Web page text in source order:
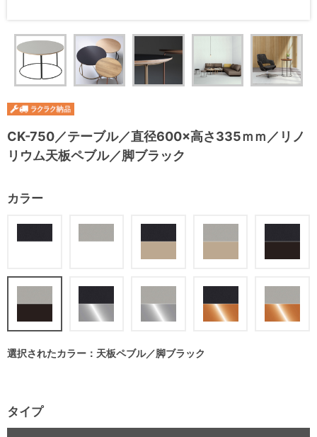
CK-750／テーブル／直径600×高さ335ｍｍ／リノ
リウム天板ペブル／脚ブラック
カラー
選択されたカラー：天板ペブル／脚ブラック
タイプ